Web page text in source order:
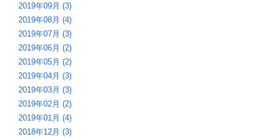
2019年09月 (3)
2019年08月 (4)
2019年07月 (3)
2019年06月 (2)
2019年05月 (2)
2019年04月 (3)
2019年03月 (3)
2019年02月 (2)
2019年01月 (4)
2018年12月 (3)